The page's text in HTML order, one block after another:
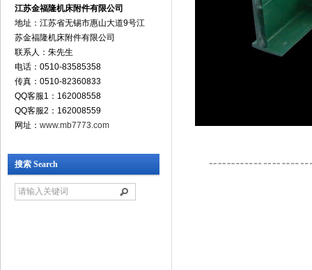
江苏金福隆机床附件有限公司
地址：江苏省无锡市惠山大道9号江
苏金福隆机床附件有限公司
联系人：朱先生
电话：0510-83585358
传真：0510-82360833
QQ客服1：162008558
QQ客服2：162008559
网址： www.mb7773.com
搜索 Search